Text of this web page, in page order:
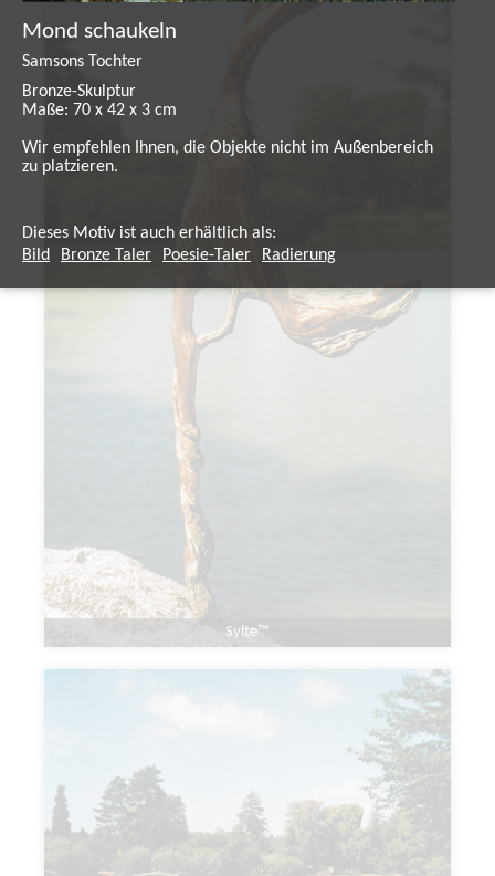
Mond schaukeln
Samsons Tochter
Bronze-Skulptur
Maße: 70 x 42 x 3 cm
Wir empfehlen Ihnen, die Objekte nicht im Außenbereich
zu platzieren.
Dieses Motiv ist auch erhältlich als:
Bild
Bronze Taler Poesie-Taler Radierung
Sylte™